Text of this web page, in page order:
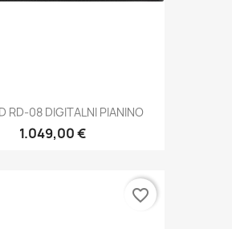
RD-08 DIGITALNI PIANINO
1.049,00 €
favorite_border